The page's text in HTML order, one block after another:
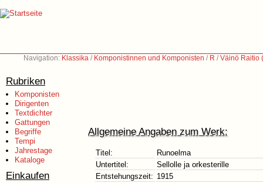
Navigation: Klassika / Komponistinnen und Komponisten / R /Väinö Raitio
Rubriken
Komponisten
Dirigenten
Textdichter
Gattungen
Begriffe
Tempi
Jahrestage
Kataloge
Einkaufen
Allgemeine Angaben zum Werk:
Titel:
Runoelma
Untertitel:
Sellolle ja orkesterille
Entstehungszeit: 1915